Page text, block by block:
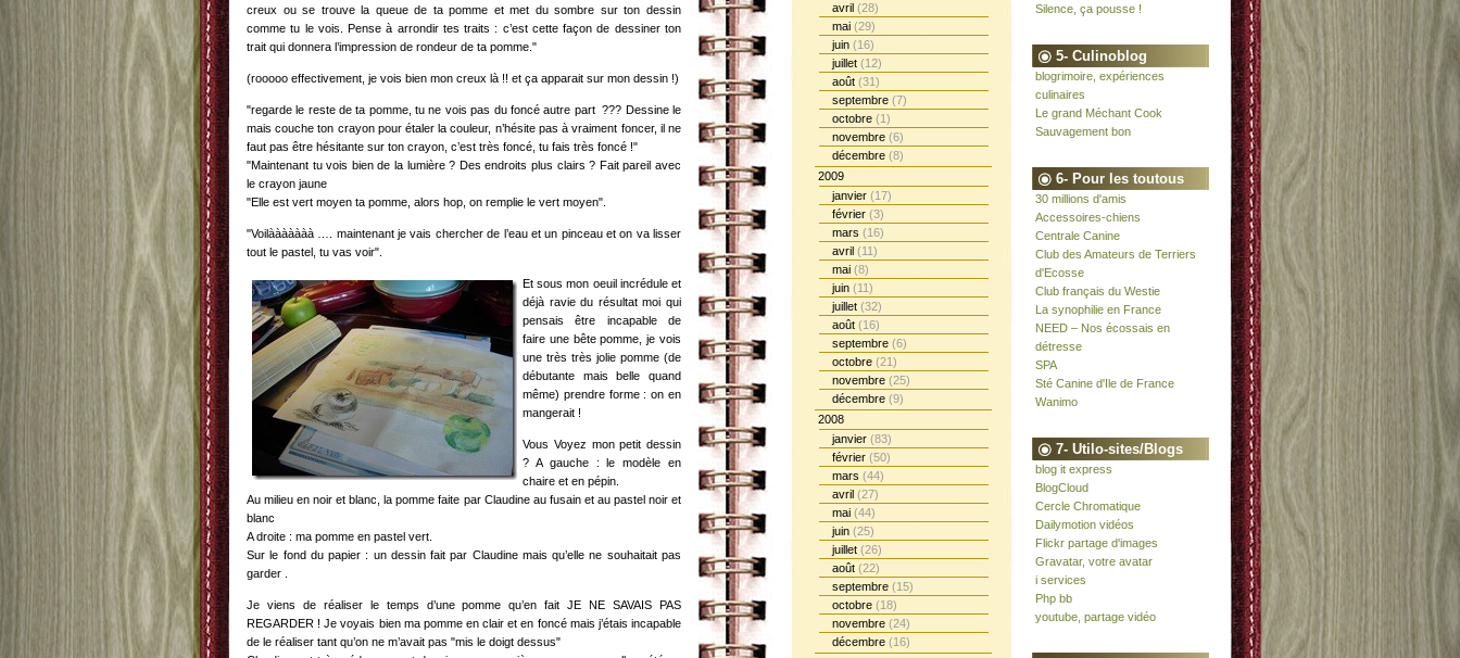
creux ou se trouve la queue de ta pomme et met du sombre sur ton dessin
comme tu le vois. Pense à arrondir tes traits : c’est cette façon de dessiner ton
trait qui donnera l’impression de rondeur de ta pomme."
(rooooo effectivement, je vois bien mon creux là !! et ça apparait sur mon dessin !)
"regarde le reste de ta pomme, tu ne vois pas du foncé autre part ??? Dessine le
mais couche ton crayon pour étaler la couleur, n’hésite pas à vraiment foncer, il ne
faut pas être hésitante sur ton crayon, c’est très foncé, tu fais très foncé !"
"Maintenant tu vois bien de la lumière ? Des endroits plus clairs ? Fait pareil avec
le crayon jaune
"Elle est vert moyen ta pomme, alors hop, on remplie le vert moyen".
"Voilààààààà …. maintenant je vais chercher de l’eau et un pinceau et on va lisser
tout le pastel, tu vas voir".
Et sous mon oeuil incrédule et
déjà ravie du résultat moi qui
pensais être incapable de
faire une bête pomme, je vois
une très très jolie pomme (de
débutante mais belle quand
même) prendre forme : on en
mangerait !
Vous Voyez mon petit dessin
? A gauche : le modèle en
chaire et en pépin.
Au milieu en noir et blanc, la pomme faite par Claudine au fusain et au pastel noir et
blanc
A droite : ma pomme en pastel vert.
Sur le fond du papier : un dessin fait par Claudine mais qu’elle ne souhaitait pas
garder .
Je viens de réaliser le temps d’une pomme qu’en fait JE NE SAVAIS PAS
REGARDER ! Je voyais bien ma pomme en clair et en foncé mais j’étais incapable
de le réaliser tant qu’on ne m’avait pas "mis le doigt dessus"
avril (28)
mai (29)
juin (16)
juillet (12)
août (31)
septembre (7)
octobre (1)
novembre (6)
décembre (8)
2009
janvier (17)
février (3)
mars (16)
avril (11)
mai (8)
juin (11)
juillet (32)
août (16)
septembre (6)
octobre (21)
novembre (25)
décembre (9)
2008
janvier (83)
février (50)
mars (44)
avril (27)
mai (44)
juin (25)
juillet (26)
août (22)
septembre (15)
octobre (18)
novembre (24)
décembre (16)
Silence, ça pousse !
5- Culinoblog
blogrimoire, expériences
culinaires
Le grand Méchant Cook
Sauvagement bon
6- Pour les toutous
30 millions d'amis
Accessoires-chiens
Centrale Canine
Club des Amateurs de Terriers
d'Ecosse
Club français du Westie
La synophilie en France
NEED – Nos écossais en
détresse
SPA
Sté Canine d'Ile de France
Wanimo
7- Utilo-sites/Blogs
blog it express
BlogCloud
Cercle Chromatique
Dailymotion vidéos
Flickr partage d'images
Gravatar, votre avatar
i services
Php bb
youtube, partage vidéo